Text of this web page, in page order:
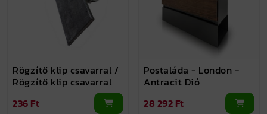
Rögzítő klip csavarral /
Rögzítő klip csavarral
236 Ft
Postaláda - London -
Antracit Dió
28 292 Ft